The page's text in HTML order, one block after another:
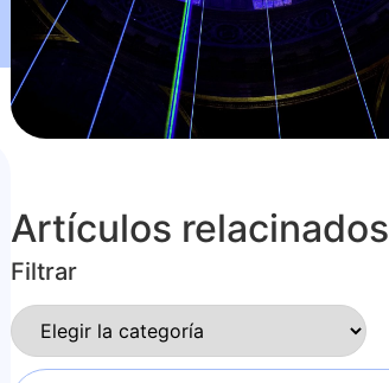
Artículos relacinados
Filtrar